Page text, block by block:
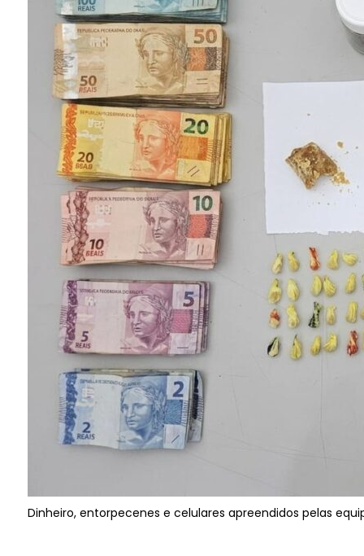
Dinheiro, entorpecenes e celulares apreendidos pelas